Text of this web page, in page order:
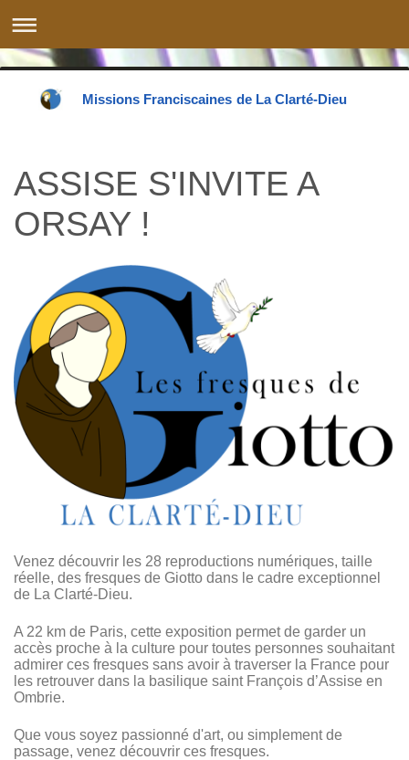
Missions Franciscaines de La Clarté-Dieu
ASSISE S'INVITE A
ORSAY !
Venez découvrir les 28 reproductions numériques, taille
réelle, des fresques de Giotto dans le cadre exceptionnel
de La Clarté-Dieu.
A 22 km de Paris, cette exposition permet de garder un
accès proche à la culture pour toutes personnes souhaitant
admirer ces fresques sans avoir à traverser la France pour
les retrouver dans la basilique saint François d’Assise en
Ombrie.
Que vous soyez passionné d'art, ou simplement de
passage, venez découvrir ces fresques.